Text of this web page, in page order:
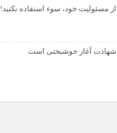
از مسئولیت خود، سوء استفاده نکنید!
شهادت آغاز خوشبختی است